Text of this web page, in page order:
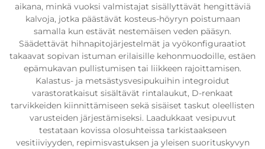
aikana, minkä vuoksi valmistajat sisällyttävät hengittäviä
kalvoja, jotka päästävät kosteus-höyryn poistumaan
samalla kun estävät nestemäisen veden pääsyn.
Säädettävät hihnapitojärjestelmät ja vyökonfiguraatiot
takaavat sopivan istuman erilaisille kehonmuodoille, estäen
epämukavan pullistumisen tai liikkeen rajoittamisen.
Kalastus- ja metsästysvesipukuihin integroidut
varastoratkaisut sisältävät rintalaukut, D-renkaat
tarvikkeiden kiinnittämiseen sekä sisäiset taskut oleellisten
varusteiden järjestämiseksi. Laadukkaat vesipuvut
testataan kovissa olosuhteissa tarkistaakseen
vesitiiviyyden, repimisvastuksen ja yleisen suorituskyvyn